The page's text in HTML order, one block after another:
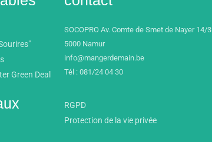
Green Deal
SOCOPRO Av. Comte de Smet de Nayer 14/3
5000 Namur
info@mangerdemain.be
Tél : 081/24 04 30
RGPD
Protection de la vie privée